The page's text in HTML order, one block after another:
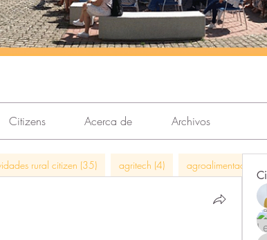
Citizens Acerca de Archivos
rural citizen (35) agritech (4) agroalimentación